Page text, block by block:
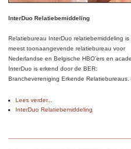
InterDuo Relatiebemiddeling
Relatiebureau InterDuo relatiebemiddeling is
meest toonaangevende relatiebureau voor
Nederlandse en Belgische HBO’ers en
InterDuo is erkend door de BER:
Branchevereniging Erkende Relatiebureaus.
Lees verder...
InterDuo Relatiebemiddeling